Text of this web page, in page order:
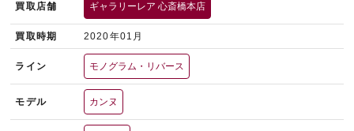
買取店舗 ギャラリーレア 心斎橋本店
買取時期 2020年01月
ライン モノグラム・リバース
モデル カンヌ